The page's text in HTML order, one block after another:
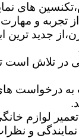
های
تجربه و مهارت
جدید
در تلاش است
درخواست
لوازم
نمایندگی و